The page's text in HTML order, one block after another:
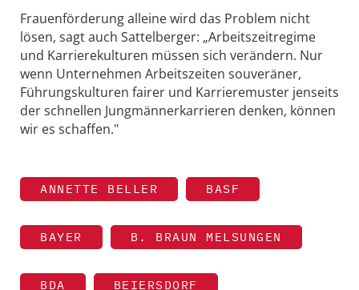
Frauenförderung alleine wird das Problem nicht
lösen, sagt auch Sattelberger: „Arbeitszeitregime
und Karrierekulturen müssen sich verändern. Nur
wenn Unternehmen Arbeitszeiten souveräner,
Führungskulturen fairer und Karrieremuster jenseits
der schnellen Jungmännerkarrieren denken, können
wir es schaffen."
ANNETTE BELLER BASF
BAYER B. BRAUN MELSUNGEN
BDA BEIERSDORF